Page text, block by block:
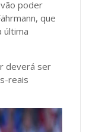
poder
que
última
deverá ser
reais